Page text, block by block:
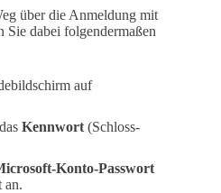
über die Anmeldung mit
Sie dabei folgendermaßen
auf
Kennwort (Schloss-
Konto-Passwort
an.